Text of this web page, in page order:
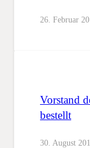
26. Februar
Vorstand
bestellt
30. August